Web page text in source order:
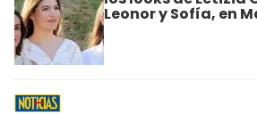
Leonor y Sofía, en